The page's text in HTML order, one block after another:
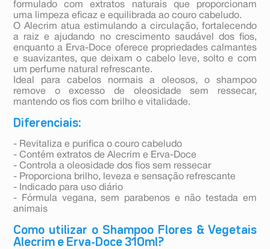
formulado com extratos naturais que proporcionam
uma limpeza eficaz e equilibrada ao couro cabeludo.
O Alecrim atua estimulando a circulação, fortalecendo
a raiz e ajudando no crescimento saudável dos fios,
enquanto a Erva-Doce oferece propriedades calmantes
e suavizantes, que deixam o cabelo leve, solto e com
um perfume natural refrescante.
Ideal para cabelos normais a oleosos, o shampoo
remove o excesso de oleosidade sem ressecar,
mantendo os fios com brilho e vitalidade.
Diferenciais:
- Revitaliza e purifica o couro cabeludo
- Contém extratos de Alecrim e Erva-Doce
- Controla a oleosidade dos fios sem ressecar
- Proporciona brilho, leveza e sensação refrescante
- Indicado para uso diário
- Fórmula vegana, sem parabenos e não testada em
animais
Como utilizar o Shampoo Flores & Vegetais
Alecrim e Erva-Doce 310ml?